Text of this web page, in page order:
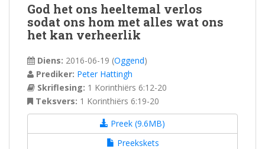
God het ons heeltemal verlos
sodat ons hom met alles wat ons
het kan verheerlik
Diens: 2016-06-19 (Oggend)
Prediker: Peter Hattingh
Skriflesing: 1 Korinthiërs 6:12-20
Teksvers: 1 Korinthiërs 6:19-20
Preek (9.6MB)
Preekskets